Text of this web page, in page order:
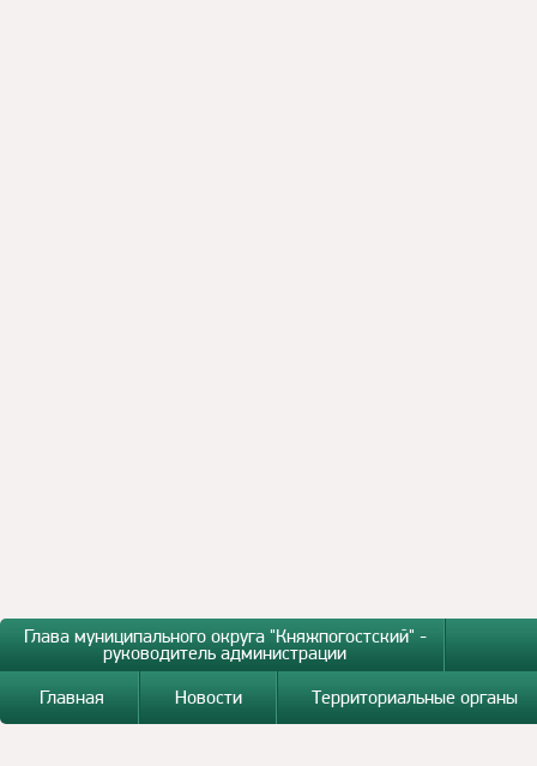
Глава муниципального округа "Княжпогостский" -
руководитель администрации
Главная
Новости Территориальные органы